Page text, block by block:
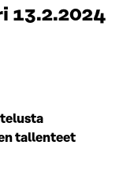
13.2.2024
tallenteet